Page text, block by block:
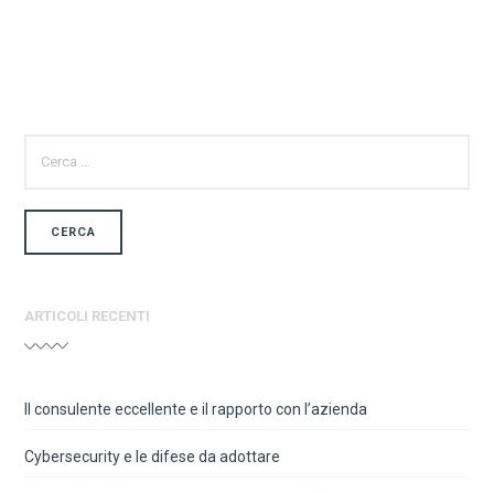
PER:
ARTICOLI RECENTI
Il consulente eccellente e il rapporto con l’azienda
Cybersecurity e le difese da adottare